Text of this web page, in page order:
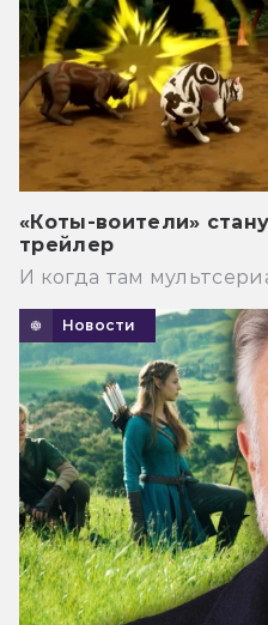
«Коты-воители»
трейлер
И когда там
Новости